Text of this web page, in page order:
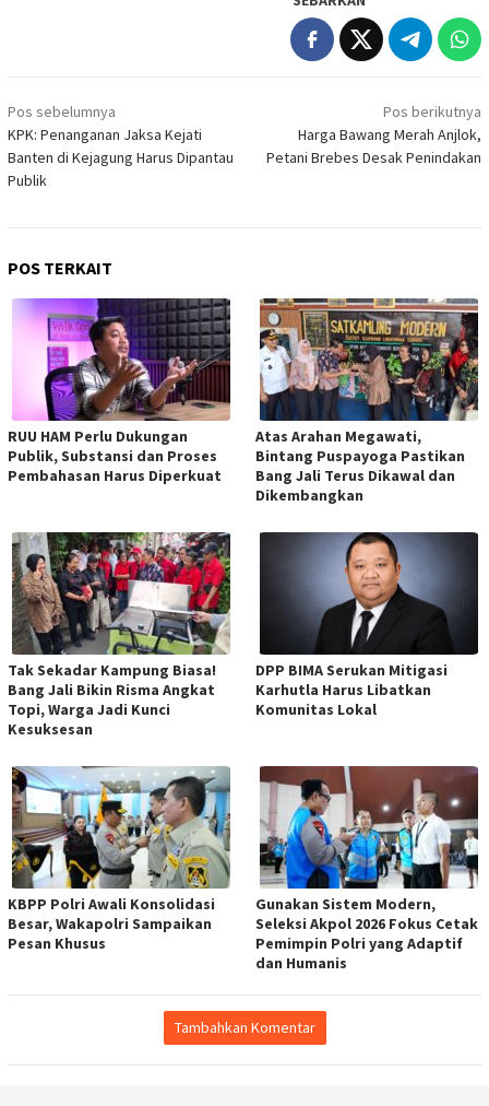
Navigasi
pos
Pos sebelumnya
KPK: Penanganan Jaksa Kejati
Banten di Kejagung Harus Dipantau
Publik
Pos berikutnya
Harga Bawang Merah Anjlok,
Petani Brebes Desak Penindakan
POS TERKAIT
RUU HAM Perlu Dukungan
Publik, Substansi dan Proses
Pembahasan Harus Diperkuat
Atas Arahan Megawati,
Bintang Puspayoga Pastikan
Bang Jali Terus Dikawal dan
Dikembangkan
Tak Sekadar Kampung Biasa!
Bang Jali Bikin Risma Angkat
Topi, Warga Jadi Kunci
Kesuksesan
DPP BIMA Serukan Mitigasi
Karhutla Harus Libatkan
Komunitas Lokal
KBPP Polri Awali Konsolidasi
Besar, Wakapolri Sampaikan
Pesan Khusus
Gunakan Sistem Modern,
Seleksi Akpol 2026 Fokus Cetak
Pemimpin Polri yang Adaptif
dan Humanis
Tambahkan Komentar